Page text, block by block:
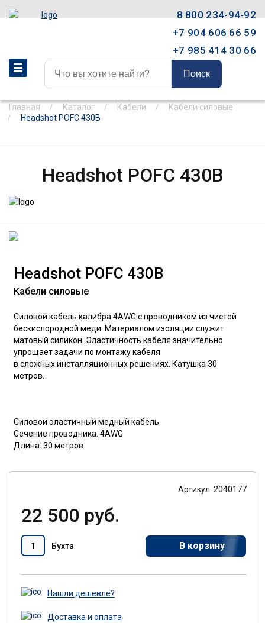
8 800 234-94-92
+7 904 606 66 59
+7 985 414 30 66
Поиск
Главная Каталог Кабели
Кабели силовые
Headshot POFC 430B
Headshot POFC 430B
Headshot POFC 430B
Кабели силовые
Силовой кабель калибра 4AWG с проводником из чистой
бескислородной меди. Материалом изоляции служит
матовый силикон. Эластичность кабеля значительно
упрощает задачи по монтажу кабеля
в сложных инсталляционных решениях. Катушка 30
метров.
Силовой эластичный медный кабель
Сечение проводника: 4AWG
Длина: 30 метров
Артикул: 2040177
22 500 руб.
Бухта В корзину
Нашли дешевле?
Доставка и оплата